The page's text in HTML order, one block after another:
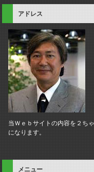
アドレス
当Ｗｅｂサイトの内容を２ち
になります。
メニュー